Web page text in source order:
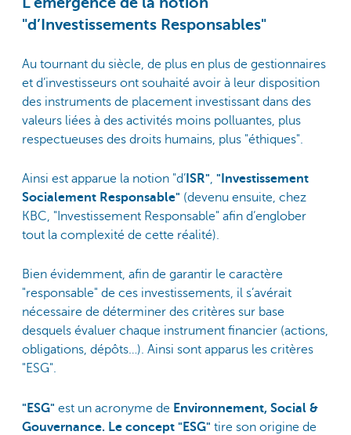
"d’Investissements Responsables"
Au tournant du siècle, de plus en plus de gestionnaires
et d’investisseurs ont souhaité avoir à leur disposition
des instruments de placement investissant dans des
valeurs liées à des activités moins polluantes, plus
respectueuses des droits humains, plus "éthiques".
Ainsi est apparue la notion "d’ ISR", "Investissement
Socialement Responsable" (devenu ensuite, chez
KBC, "Investissement Responsable" afin d’englober
tout la complexité de cette réalité).
Bien évidemment, afin de garantir le caractère
"responsable" de ces investissements, il s’avérait
nécessaire de déterminer des critères sur base
desquels évaluer chaque instrument financier (actions,
obligations, dépôts…). Ainsi sont apparus les critères
"ESG".
"ESG" est un acronyme de Environnement, Social &
Gouvernance. Le concept "ESG" tire son origine de